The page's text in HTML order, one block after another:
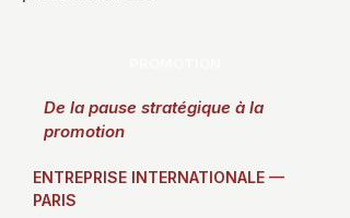
De la pause stratégique à la
promotion
ENTREPRISE INTERNATIONALE —
PARIS